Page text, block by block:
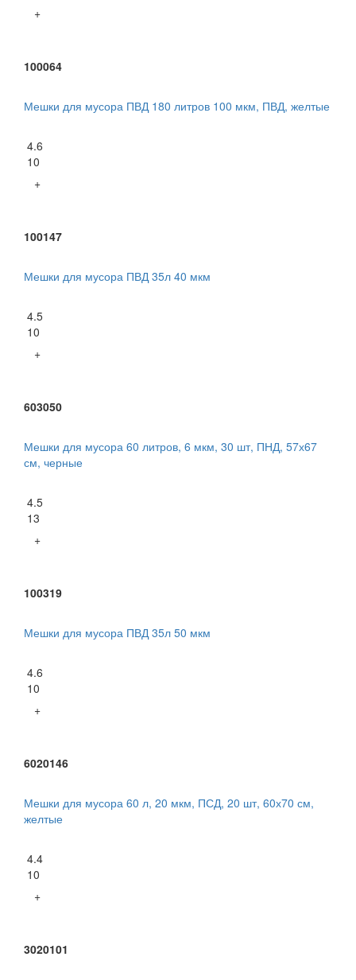
+
100064
Мешки для мусора ПВД 180 литров 100 мкм, ПВД, желтые
4.6
10
+
100147
Мешки для мусора ПВД 35л 40 мкм
4.5
10
+
603050
Мешки для мусора 60 литров, 6 мкм, 30 шт, ПНД, 57х67
см, черные
4.5
13
+
100319
Мешки для мусора ПВД 35л 50 мкм
4.6
10
+
6020146
Мешки для мусора 60 л, 20 мкм, ПСД, 20 шт, 60х70 см,
желтые
4.4
10
+
3020101